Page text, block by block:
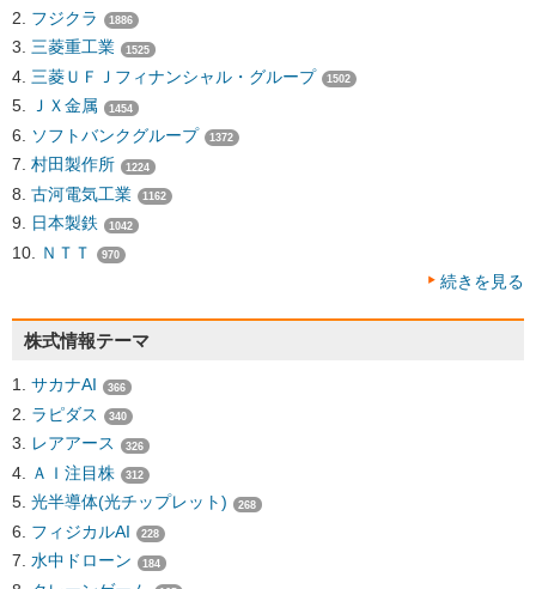
フジクラ 1886
三菱重工業 1525
三菱ＵＦＪフィナンシャル・グループ 1502
ＪＸ金属 1454
ソフトバンクグループ 1372
村田製作所 1224
古河電気工業 1162
日本製鉄 1042
ＮＴＴ 970
続きを見る
株式情報テーマ
サカナAI 366
ラピダス 340
レアアース 326
ＡＩ注目株 312
光半導体(光チップレット) 268
フィジカルAI 228
水中ドローン 184